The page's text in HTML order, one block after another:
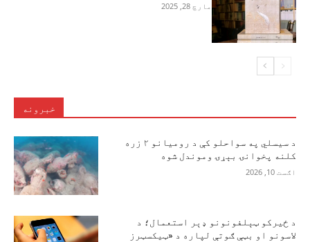
مارچ 28, 2025
خبرونه
د سیسلي په سواحلو کې د رومیانو ۲ زره
کلنه پخوانۍ بېړۍ وموندل شوه
اګست 10, 2026
د ځیرکو ټېلفونونو ډېر استعمال؛ د
لاسونو او بټې ګوتې لپاره د «ټیکسټرز